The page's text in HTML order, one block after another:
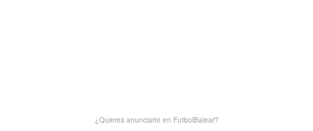
¿Quieres anunciarte en FutbolBalear?